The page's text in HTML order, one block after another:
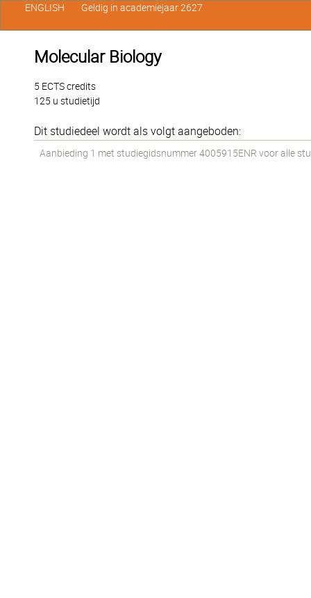
Molecular Biology
5 ECTS credits
125 u studietijd
Dit studiedeel wordt als volgt aangeboden:
Aanbieding 1 met studiegidsnummer 4005915ENR voor alle
ENGLISH Geldig in academiejaar 2627